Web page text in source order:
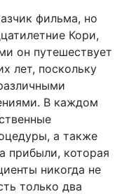
фильма, но
Кори,
он путешествует
лет, поскольку
В каждом
а также
прибыли, которая
никогда не
только два